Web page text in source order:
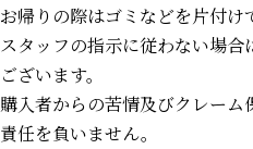
お帰りの際はゴミなどを片付け
スタッフの指示に従わない場
ございます。
購入者からの苦情及びクレー
責任を負いません。